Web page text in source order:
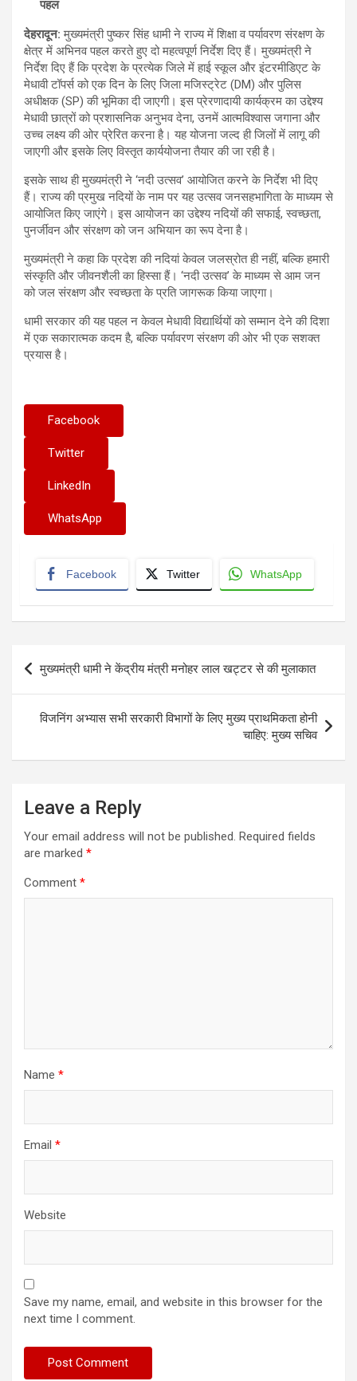
पहल
देहरादून: मुख्यमंत्री पुष्कर सिंह धामी ने राज्य में शिक्षा व पर्यावरण संरक्षण के
क्षेत्र में अभिनव पहल करते हुए दो महत्वपूर्ण निर्देश दिए हैं। मुख्यमंत्री ने
निर्देश दिए हैं कि प्रदेश के प्रत्येक जिले में हाई स्कूल और इंटरमीडिएट के
मेधावी टॉपर्स को एक दिन के लिए जिला मजिस्ट्रेट (DM) और पुलिस
अधीक्षक (SP) की भूमिका दी जाएगी। इस प्रेरणादायी कार्यक्रम का उद्देश्य
मेधावी छात्रों को प्रशासनिक अनुभव देना, उनमें आत्मविश्वास जगाना और
उच्च लक्ष्य की ओर प्रेरित करना है। यह योजना जल्द ही जिलों में लागू की
जाएगी और इसके लिए विस्तृत कार्ययोजना तैयार की जा रही है।
इसके साथ ही मुख्यमंत्री ने ‘नदी उत्सव’ आयोजित करने के निर्देश भी दिए
हैं। राज्य की प्रमुख नदियों के नाम पर यह उत्सव जनसहभागिता के माध्यम से
आयोजित किए जाएंगे। इस आयोजन का उद्देश्य नदियों की सफाई, स्वच्छता,
पुनर्जीवन और संरक्षण को जन अभियान का रूप देना है।
मुख्यमंत्री ने कहा कि प्रदेश की नदियां केवल जलस्रोत ही नहीं, बल्कि हमारी
संस्कृति और जीवनशैली का हिस्सा हैं। ‘नदी उत्सव’ के माध्यम से आम जन
को जल संरक्षण और स्वच्छता के प्रति जागरूक किया जाएगा।
धामी सरकार की यह पहल न केवल मेधावी विद्यार्थियों को सम्मान देने की दिशा
में एक सकारात्मक कदम है, बल्कि पर्यावरण संरक्षण की ओर भी एक सशक्त
प्रयास है।
Facebook
Twitter
LinkedIn
WhatsApp
Facebook Twitter WhatsApp
Post
navigation
मुख्यमंत्री धामी ने केंद्रीय मंत्री मनोहर लाल खट्टर से की मुलाकात
विजनिंग अभ्यास सभी सरकारी विभागों के लिए मुख्य प्राथमिकता होनी
चाहिए: मुख्य सचिव
Leave a Reply
Your email address will not be published. Required fields
are marked *
Comment *
Name *
Email *
Website
Save my name, email, and website in this browser for the
next time I comment.